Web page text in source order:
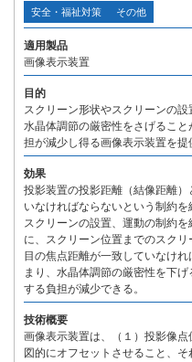
安全・福祉対策 その他
適用製品
画像表示装置
目的
スクリーン形状やスクリーンの設
水晶体調節の厳密性をさげるこ
担が減少し得る画像表示装置を提
効果
投影装置の投影距離（結像距離
いなければならないという制約
スクリーンの設置、運動の制約
に、スクリーン位置までのスク
目の焦点距離が一致していなけ
まり、水晶体調節の厳密性を下
する負担が減少できる。
技術概要
画像表示装置は、（１）投影像
図的にオフセットさせること、